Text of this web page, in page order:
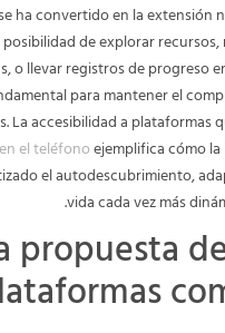
ha convertido en la extensión
de explorar
o llevar registros de progreso
para mantener el
La accesibilidad a plataformas
el teléfonoejemplifica cómo
el autodescubrimiento,
vida cada vez más
propuesta